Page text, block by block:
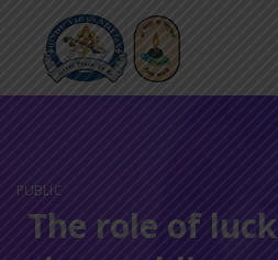
PUBLIC
The role of